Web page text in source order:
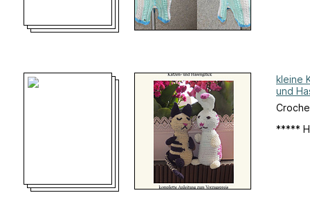
kleine
und
*****